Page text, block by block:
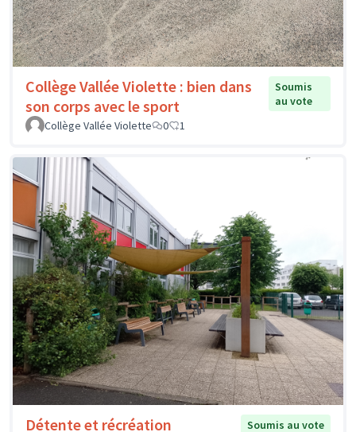
Collège Vallée Violette : bien dans
son corps avec le sport
Soumis
au vote
Collège Vallée Violette
0 1
Détente et récréation Soumis au vote